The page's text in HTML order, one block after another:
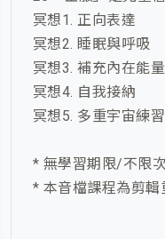
冥想1. 正向表達
冥想2. 睡眠與呼吸
冥想3. 補充內在能量
冥想4. 自我接納
冥想5. 多重宇宙練習
* 無學習期限/不限
* 本音檔課程為剪輯